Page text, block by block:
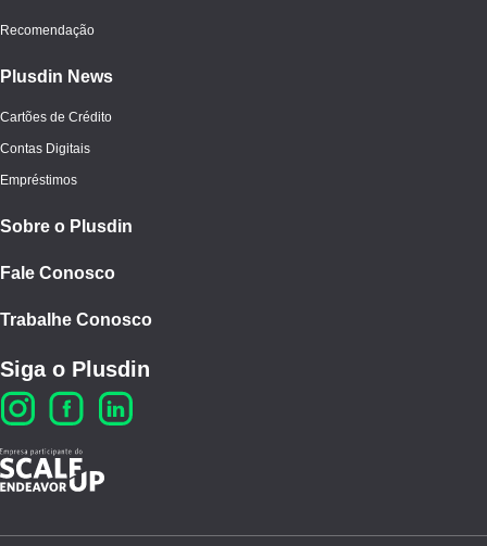
Recomendação
Plusdin News
Cartões de Crédito
Contas Digitais
Empréstimos
Sobre o Plusdin
Fale Conosco
Trabalhe Conosco
Siga o Plusdin